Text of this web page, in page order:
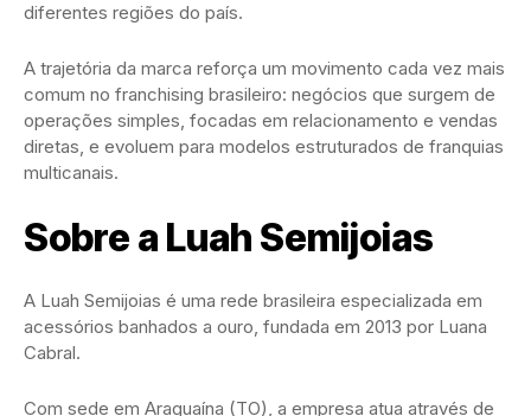
diferentes regiões do país.
A trajetória da marca reforça um movimento cada vez mais
comum no franchising brasileiro: negócios que surgem de
operações simples, focadas em relacionamento e vendas
diretas, e evoluem para modelos estruturados de franquias
multicanais.
Sobre a Luah Semijoias
A Luah Semijoias é uma rede brasileira especializada em
acessórios banhados a ouro, fundada em 2013 por Luana
Cabral.
Com sede em Araguaína (TO), a empresa atua através de